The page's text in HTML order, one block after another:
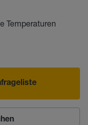
Temperaturen